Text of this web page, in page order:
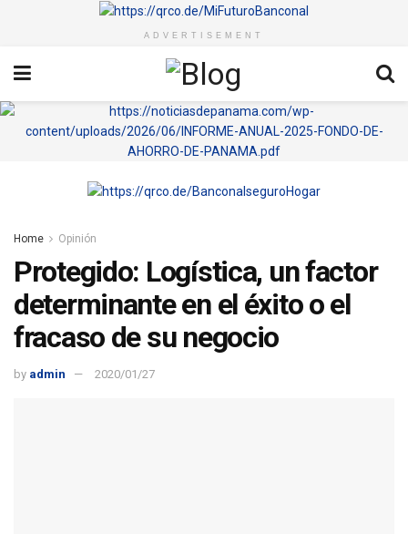
ADVERTISEMENT
Home Opinión
Protegido: Logística, un factor
determinante en el éxito o el
fracaso de su negocio
by admin 2020/01/27